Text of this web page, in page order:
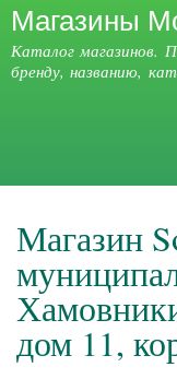
Магазины
Каталог магазинов.
бренду, названию,
Магазин
дом 11,